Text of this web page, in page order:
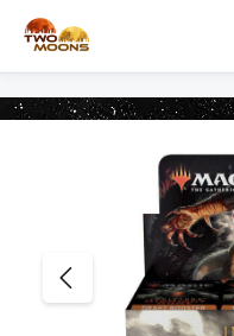
Zum Hauptinhalt springen
Bildergalerie überspringen